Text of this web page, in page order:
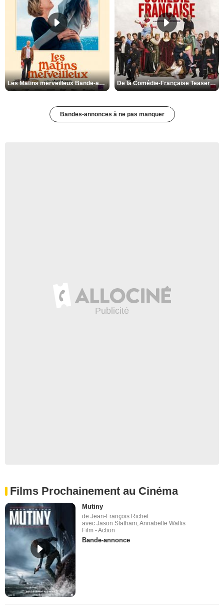
Les Matins merveilleux Bande-annonce VF De la Comédie-Française Teaser VF
Bandes-annonces à ne pas manquer
Films Prochainement au Cinéma
Mutiny
de Jean-François Richet
avec Jason Statham, Annabelle Wallis
Film - Action
Bande-annonce